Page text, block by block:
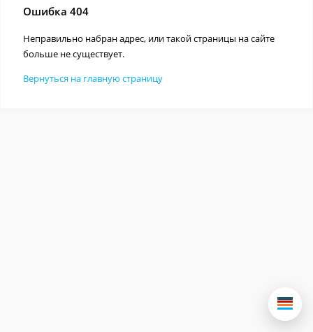
Ошибка 404
Неправильно набран адрес, или такой страницы на сайте
больше не существует.
Вернуться на главную страницу